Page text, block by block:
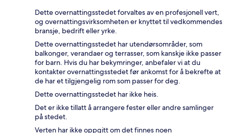
Dette overnattingsstedet forvaltes av en profesjonell vert,
og overnattingsvirksomheten er knyttet til vedkommendes
bransje, bedrift eller yrke.
Dette overnattingsstedet har utendørsområder, som
balkonger, verandaer og terrasser, som kanskje ikke passer
for barn. Hvis du har bekymringer, anbefaler vi at du
kontakter overnattingsstedet før ankomst for å bekrefte at
de har et tilgjengelig rom som passer for deg.
Dette overnattingsstedet har ikke heis.
Det er ikke tillatt å arrangere fester eller andre samlinger
på stedet.
Verten har ikke oppgitt om det finnes noen